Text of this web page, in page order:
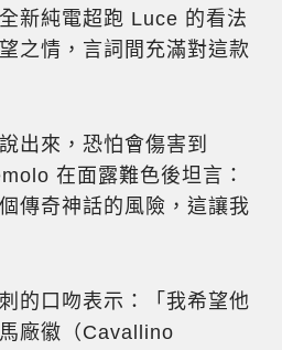
新純電超跑 Luce 的看法
之情，言詞間充滿對這款
出來，恐怕會傷害到
在面露難色後坦言：
傳奇神話的風險，這讓我
的口吻表示：「我希望他
廠徽（Cavallino